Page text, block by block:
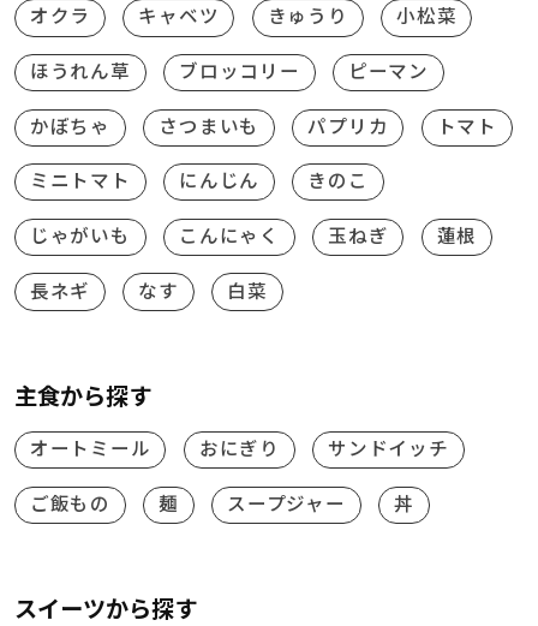
オクラ キャベツ きゅうり 小松菜
ほうれん草 ブロッコリー ピーマン
かぼちゃ さつまいも パプリカ トマト
ミニトマト にんじん きのこ
じゃがいも こんにゃく 玉ねぎ 蓮根
長ネギ なす 白菜
主食から探す
オートミール おにぎり サンドイッチ
ご飯もの 麺 スープジャー 丼
スイーツから探す